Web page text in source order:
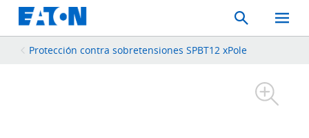
Search
Toggle
Mobile
Protección contra sobretensiones SPBT12 xPole